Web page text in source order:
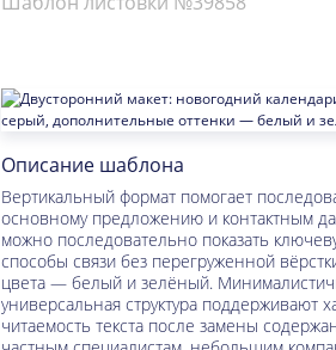
Описание шаблона
Вертикальный формат помогает
основному предложению и контактным
можно последовательно показать
способы связи без перегруженной
цвета — белый и зелёный.
универсальная структура поддерживают
читаемость текста после замены